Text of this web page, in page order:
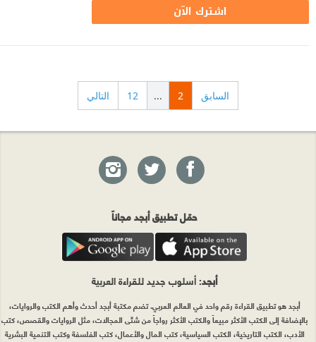
اشترك الآن
السابق 2
...
12 التالي
حمّل تطبيق أبجد مجاناً
أبجد: أسلوب جديد للقراءة العربية
أبجد هو تطبيق القراءة رقم واحد في العالم العربي. تضم مكتبة أبجد أحدث وأهم الكتب والروايات،
بالإضافة إلى الكتب الأكثر مبيعاً والكتب الأكثر رواجاً من شتّى المجالات، مثل الروايات والقصص، كتب
الأدب، الكتب التاريخية، الكتب السياسية، كتب المال والأعمال، كتب الفلسفة وكتب التنمية البشرية